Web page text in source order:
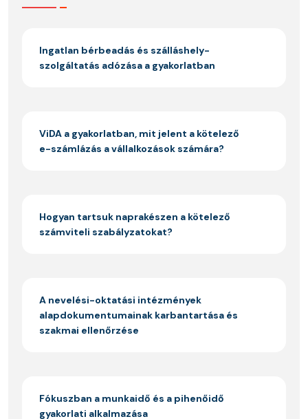
Ingatlan bérbeadás és szálláshely-
szolgáltatás adózása a gyakorlatban
ViDA a gyakorlatban, mit jelent a kötelező
e-számlázás a vállalkozások számára?
Hogyan tartsuk naprakészen a kötelező
számviteli szabályzatokat?
A nevelési-oktatási intézmények
alapdokumentumainak karbantartása és
szakmai ellenőrzése
Fókuszban a munkaidő és a pihenőidő
gyakorlati alkalmazása